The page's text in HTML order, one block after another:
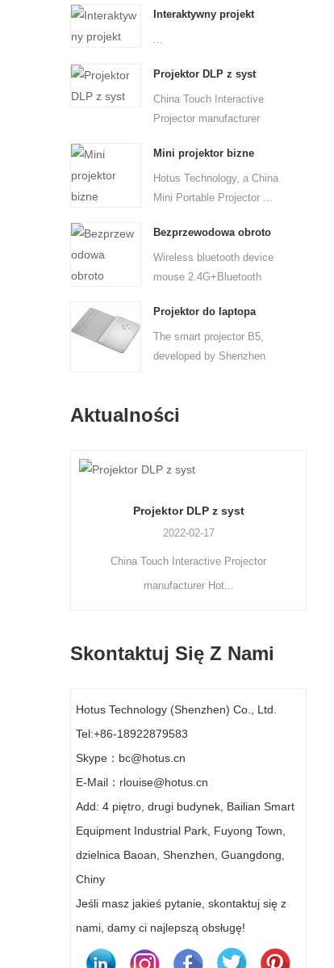
Interaktywny projekt
...
Projektor DLP z syst
China Touch Interactive
Projector manufacturer
Mini projektor bizne
Hotus Technology, a China
Mini Portable Projector ...
Bezprzewodowa obroto
Wireless bluetooth device
mouse 2.4G+Bluetooth
Projektor do laptopa
The smart projector B5,
developed by Shenzhen
Aktualności
Projektor DLP z syst
2022-02-17
China Touch Interactive Projector
manufacturer Hot...
Skontaktuj Się Z Nami
Hotus Technology (Shenzhen) Co., Ltd.
Tel:+86-18922879583
Skype：bc@hotus.cn
E-Mail：rlouise@hotus.cn
Add: 4 piętro, drugi budynek, Bailian Smart
Equipment Industrial Park, Fuyong Town,
dzielnica Baoan, Shenzhen, Guangdong,
Chiny
Jeśli masz jakieś pytanie, skontaktuj się z
nami, damy ci najlepszą obsługę!